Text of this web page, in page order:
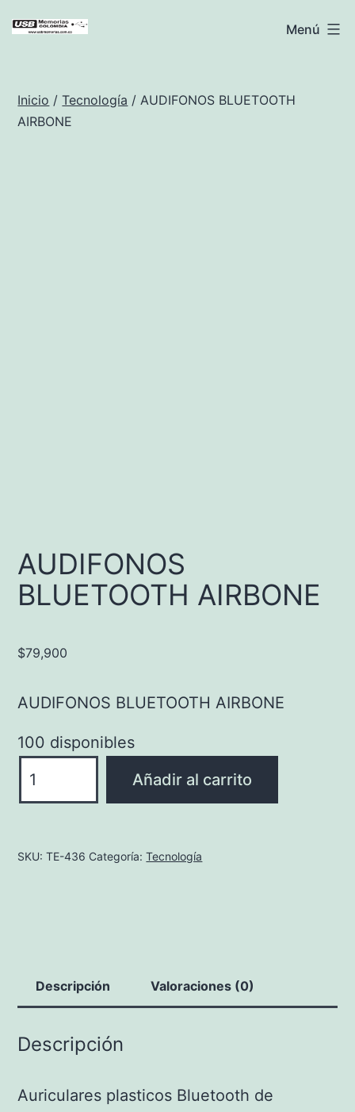
USB
Menú
Inicio /Tecnología / AUDIFONOS BLUETOOTH
AIRBONE
AUDIFONOS
BLUETOOTH AIRBONE
$79,900
AUDIFONOS BLUETOOTH AIRBONE
100 disponibles
BLUETOOTH
Añadir al carrito
SKU:TE-436 Categoría:Tecnología
Descripción Valoraciones (0)
Descripción
Auriculares plasticos Bluetooth de